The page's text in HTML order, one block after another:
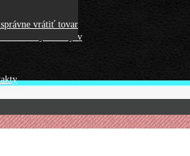
vrátiť tovar
osobných údajov